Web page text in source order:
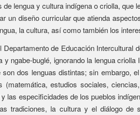
de lengua y cultura indígena o criolla, que
un diseño curricular que atienda
la cultura, así como también los
Departamento de Educación
y ngabe-buglé, ignorando la lengua
son dos lenguas distintas; sin embargo,
(matemática, estudios sociales,
las especificidades de los pueblos
tradiciones, la cultura y el diálogo